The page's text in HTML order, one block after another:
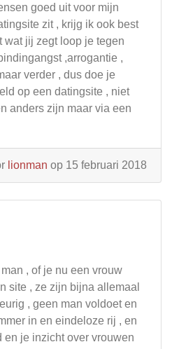
goed uit voor mijn
zit , krijg ik ook best
wat jij zegt loop je tegen
,arrogantie ,
verder , dus doe je
op een datingsite , niet
anders zijn maar via een
lionman op 15 februari 2018
, of je nu een vrouw
site , ze zijn bijna allemaal
, geen man voldoet en
in en eindeloze rij , en
en je inzicht over vrouwen